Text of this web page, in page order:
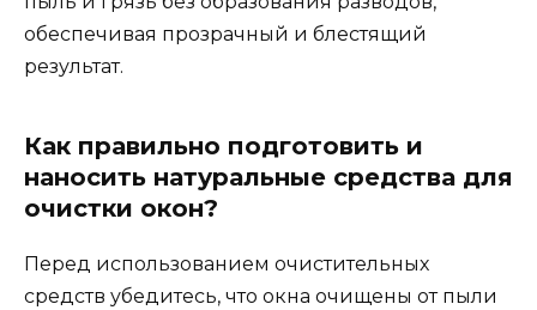
обеспечивая прозрачный и блестящий
результат.
Как правильно подготовить и
наносить натуральные средства для
очистки окон?
Перед использованием очистительных
средств убедитесь, что окна очищены от пыли